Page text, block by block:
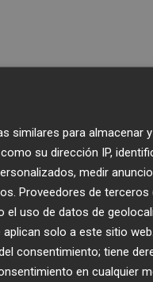
similares para almacenar
su dirección IP,
medir
Proveedores de terceros
el uso de datos de
solo a este sitio
consentimiento; tiene
en cualquier